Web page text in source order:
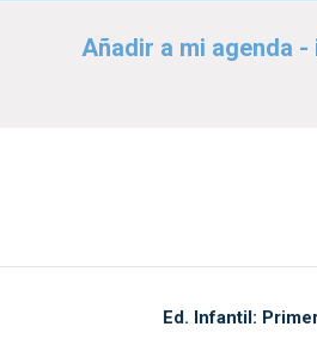
Añadir a mi agenda -
Ed. Infantil: